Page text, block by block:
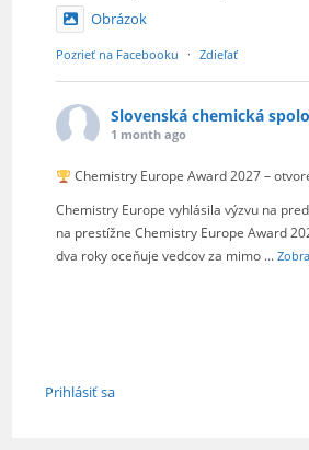
Obrázok
Pozrieť na Facebooku · Zdieľať
Slovenská chemická
1 month ago
Chemistry Europe Award 2027 –
Chemistry Europe vyhlásila výzvu na
na prestížne Chemistry Europe Award
dva roky oceňuje vedcov za mimo ...
FCHPT - Fakulta chemickej
Prihlásiť sa